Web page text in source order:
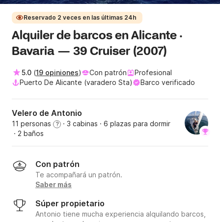
Reservado 2 veces en las últimas 24h
Alquiler de barcos en Alicante ·
Bavaria — 39 Cruiser (2007)
5.0 (19 opiniones) Con patrón
Profesional
Puerto De Alicante (varadero Sta)
Barco verificado
Velero de Antonio
11 personas ? · 3 cabinas · 6 plazas para dormir
· 2 baños
Con patrón
Te acompañará un patrón.
Saber más
Súper propietario
Antonio tiene mucha experiencia alquilando barcos,